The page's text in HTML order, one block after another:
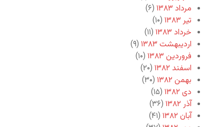
مرداد ۱۳۸۳
(۶)
تیر ۱۳۸۳
(۱۰)
خرداد ۱۳۸۳
(۱۱)
اردیبهشت ۱۳۸۳
(۹)
فروردین ۱۳۸۳
(۱۰)
اسفند ۱۳۸۲
(۲۰)
بهمن ۱۳۸۲
(۳۰)
دی ۱۳۸۲
(۱۵)
آذر ۱۳۸۲
(۳۶)
آبان ۱۳۸۲
(۴۱)